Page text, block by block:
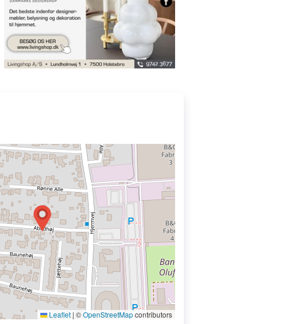
Leaflet | ©OpenStreetMapcontributors